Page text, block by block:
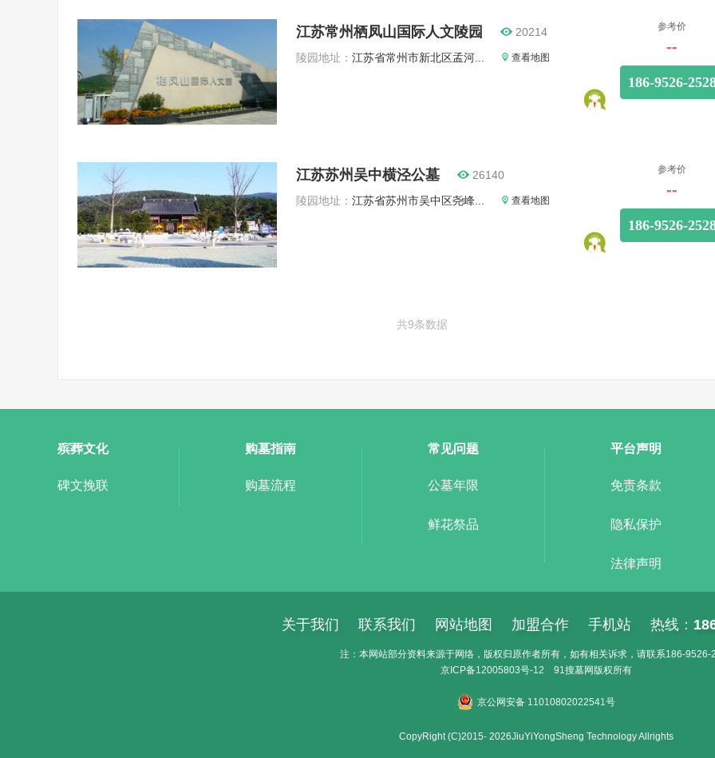
江苏常州栖凤山国际人文陵园
20214
陵园地址： 江苏省常州市新北区孟河... 查看地图
参考价
--
186-9526-
江苏苏州吴中横泾公墓
26140
陵园地址： 江苏省苏州市吴中区尧峰... 查看地图
参考价
--
186-9526-
共9条数据
殡葬文化
碑文挽联
购墓指南
购墓流程
常见问题
公墓年限
鲜花祭品
平台声明
免责条款
隐私保护
法律声明
关于我们 联系我们 网站地图 加盟合作 手机站 热线：
注：本网站部分资料来源于网络，版权归原作者所有，如有相关诉求，请联系186-9526-
京ICP备12005803号-12 91搜墓网 版权所有
京公网安备 11010802022541号
CopyRight (C)2015- 2026JiuYiYongSheng Technology Allrights